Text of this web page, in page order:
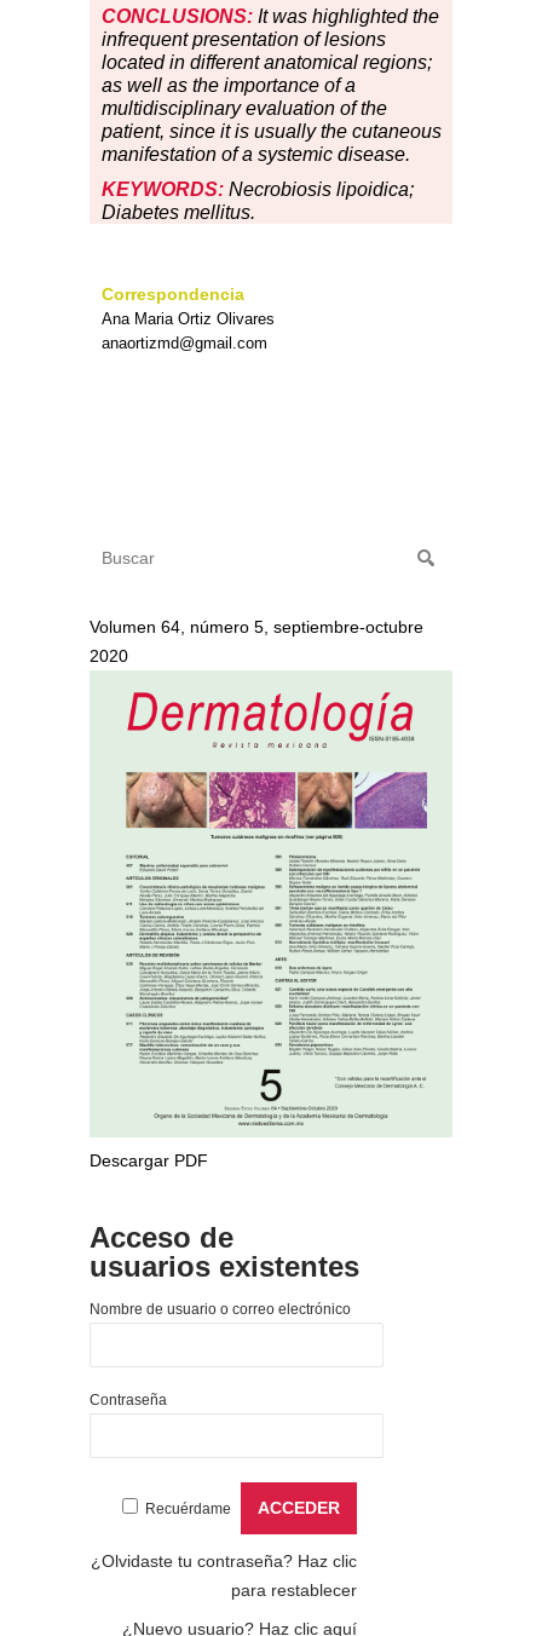
CONCLUSIONS: It was highlighted the
infrequent presentation of lesions
located in different anatomical regions;
as well as the importance of a
multidisciplinary evaluation of the
patient, since it is usually the cutaneous
manifestation of a systemic disease.
KEYWORDS: Necrobiosis lipoidica;
Diabetes mellitus.
Correspondencia
Ana Maria Ortiz Olivares
anaortizmd@gmail.com
Volumen 64, número 5, septiembre-octubre
2020
Descargar PDF
Acceso de
usuarios existentes
Nombre de usuario o correo electrónico
Contraseña
Recuérdame
¿Olvidaste tu contraseña? Haz clic
para restablecer
¿Nuevo usuario? Haz clic aquí